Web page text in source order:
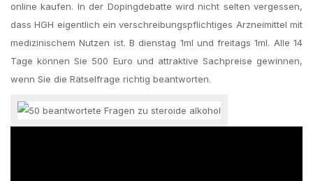
online kaufen. In der Dopingdebatte wird nicht selten vergessen,
dass HGH eigentlich ein verschreibungspflichtiges Arzneimittel mit
medizinischem Nutzen ist. B dienstag 1ml und freitags 1ml. Alle 14
Tage können Sie 500 Euro und attraktive Sachpreise gewinnen,
wenn Sie die Rätselfrage richtig beantworten.